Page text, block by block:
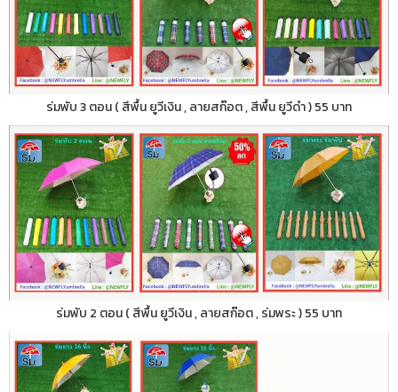
ร่มพับ 3 ตอน ( สีพื้น ยูวีเงิน , ลายสก๊อต , สีพื้น ยูวีดำ ) 55 บาท
ร่มพับ 2 ตอน ( สีพื้น ยูวีเงิน , ลายสก๊อต , ร่มพระ ) 55 บาท